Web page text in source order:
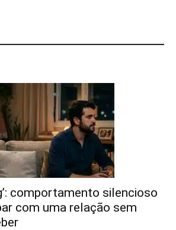
comportamento silencioso
com uma relação sem